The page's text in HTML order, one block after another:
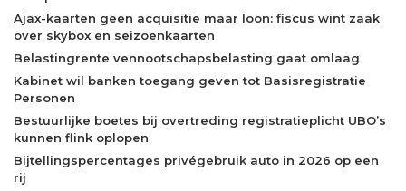
Ajax-kaarten geen acquisitie maar loon: fiscus wint zaak
over skybox en seizoenkaarten
Belastingrente vennootschapsbelasting gaat omlaag
Kabinet wil banken toegang geven tot Basisregistratie
Personen
Bestuurlijke boetes bij overtreding registratieplicht UBO’s
kunnen flink oplopen
Bijtellingspercentages privégebruik auto in 2026 op een
rij